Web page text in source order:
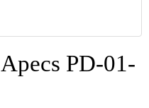
PD-01-